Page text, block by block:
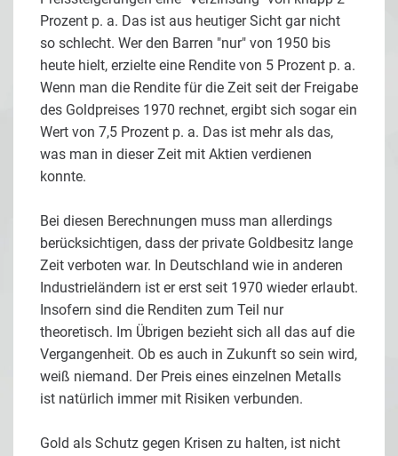
Prozent p. a. Das ist aus heutiger Sicht gar nicht
so schlecht. Wer den Barren "nur" von 1950 bis
heute hielt, erzielte eine Rendite von 5 Prozent p. a.
Wenn man die Rendite für die Zeit seit der Freigabe
des Goldpreises 1970 rechnet, ergibt sich sogar ein
Wert von 7,5 Prozent p. a. Das ist mehr als das,
was man in dieser Zeit mit Aktien verdienen
konnte.
Bei diesen Berechnungen muss man allerdings
berücksichtigen, dass der private Goldbesitz lange
Zeit verboten war. In Deutschland wie in anderen
Industrieländern ist er erst seit 1970 wieder erlaubt.
Insofern sind die Renditen zum Teil nur
theoretisch. Im Übrigen bezieht sich all das auf die
Vergangenheit. Ob es auch in Zukunft so sein wird,
weiß niemand. Der Preis eines einzelnen Metalls
ist natürlich immer mit Risiken verbunden.
Gold als Schutz gegen Krisen zu halten, ist nicht